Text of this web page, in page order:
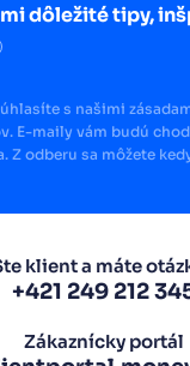
dôležité tipy,
s našimi
E-maily vám budú
Z odberu sa môžete
klient a máte
+421 249 212
Zákaznícky portál